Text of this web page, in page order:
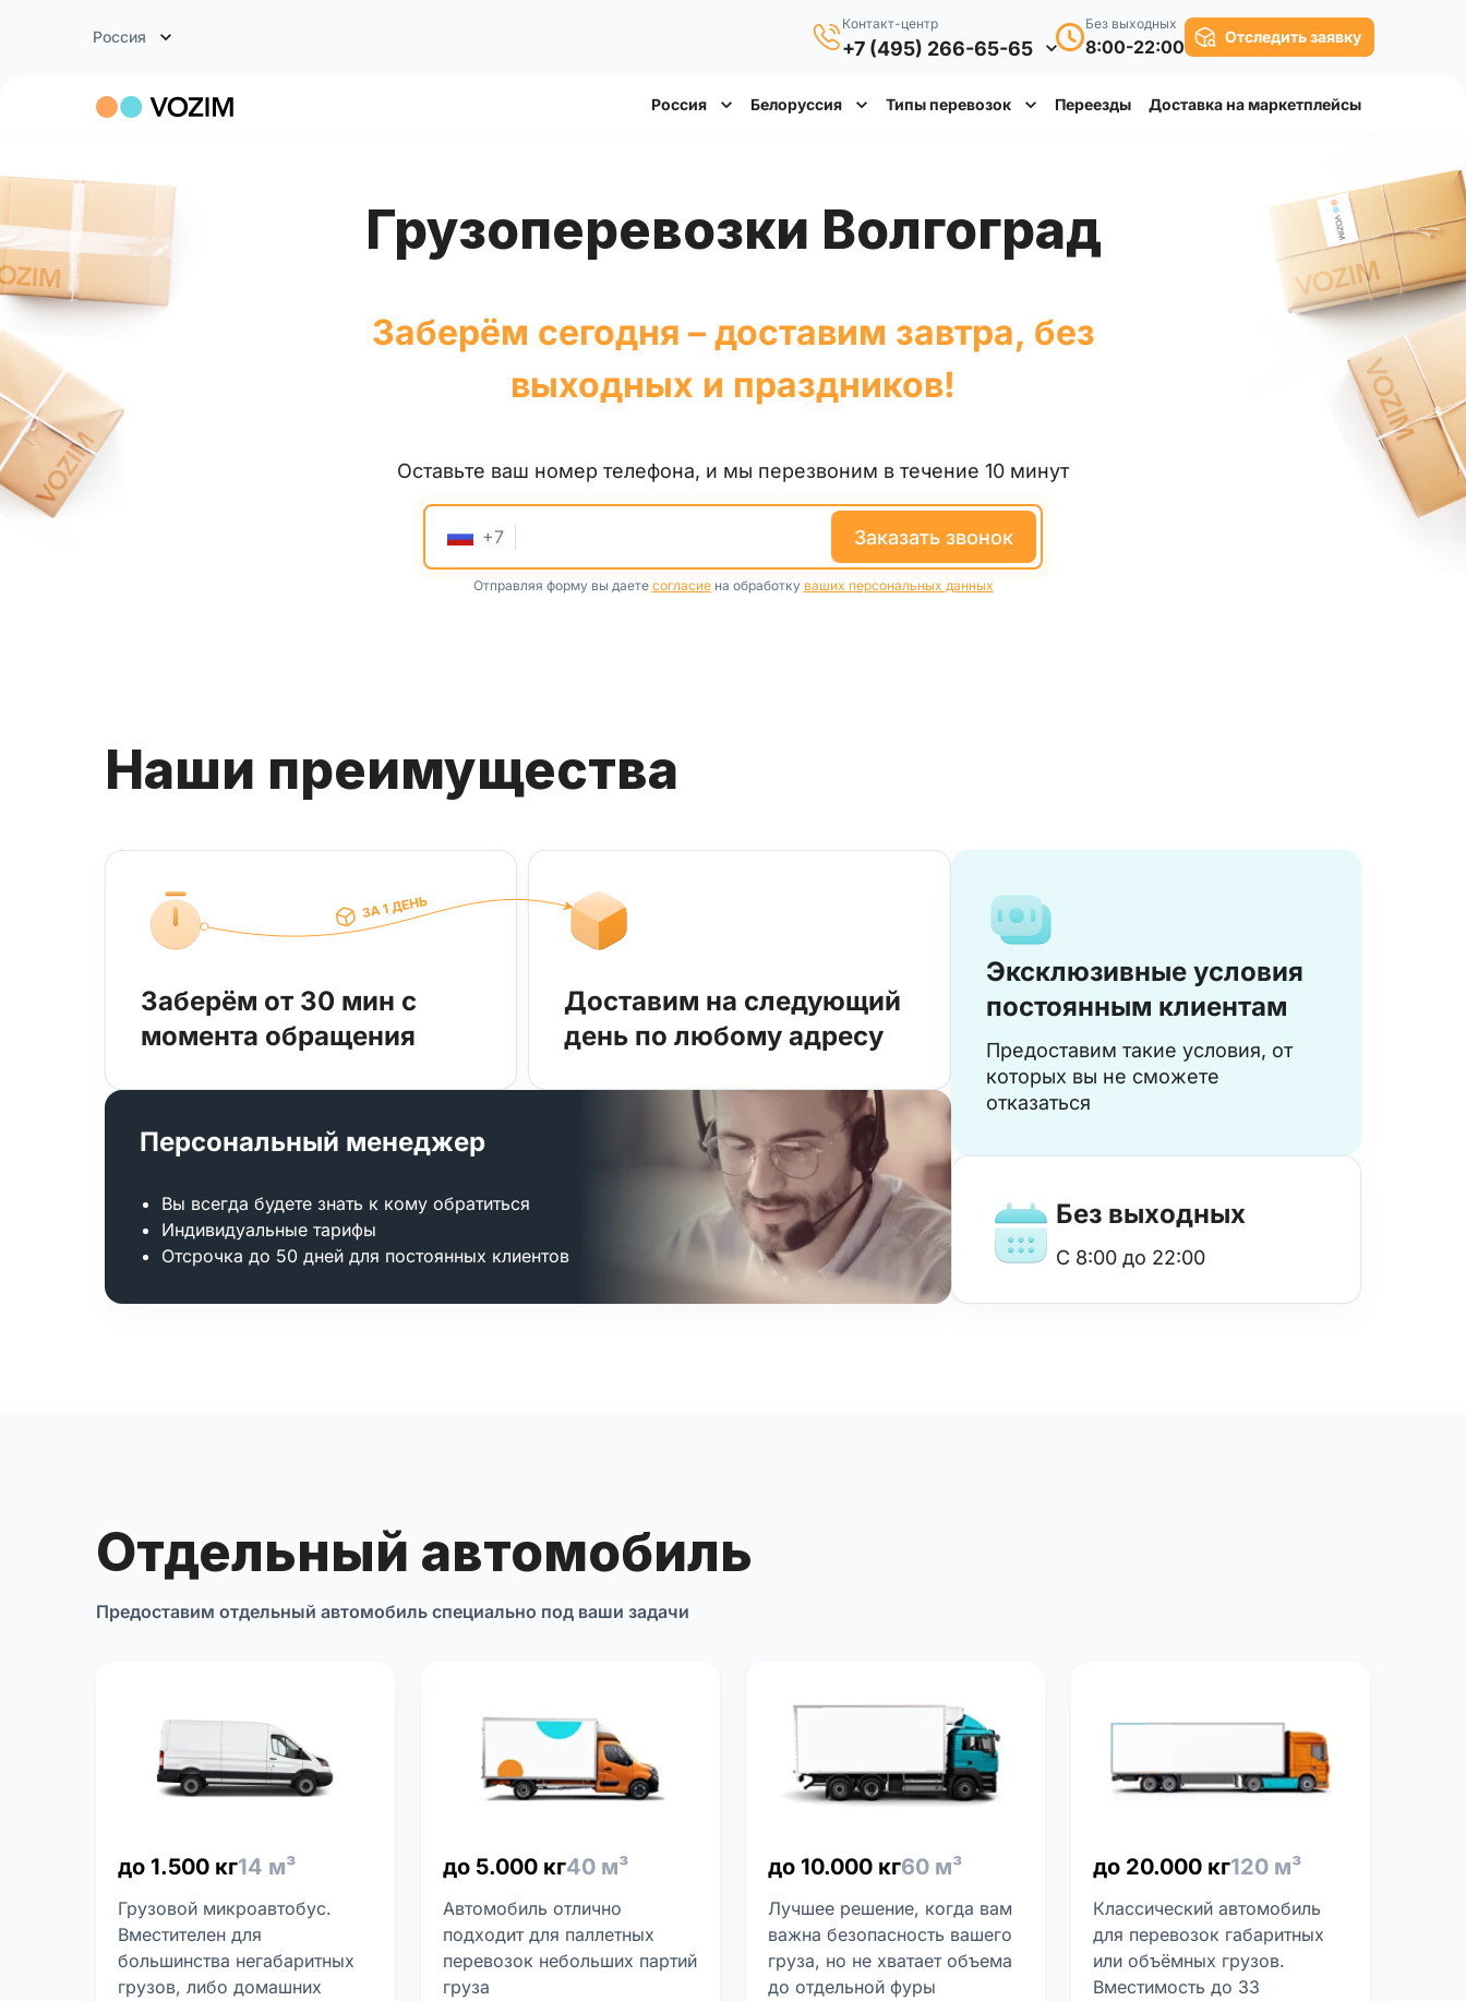
Россия
Контакт-центр
+7 (495) 266-65-65
Без выходных
8:00-22:00 Отследить заявку
Россия Белоруссия Типы перевозок Переезды Доставка на маркетплейсы
Грузоперевозки Волгоград
Заберём сегодня – доставим завтра, без
выходных и праздников!
Оставьте ваш номер телефона, и мы перезвоним в течение 10 минут
+7 заказать звонок
Отправляя форму вы даете согласиена обработку ваших персональных данных
Наши преимущества
Заберём от 30 мин с
момента обращения
Доставим на следующий
день по любому адресу
Персональный менеджер
Вы всегда будете знать к кому обратиться
Индивидуальные тарифы
Отсрочка до 50 дней для постоянных клиентов
Эксклюзивные условия
постоянным клиентам
Предоставим такие условия, от
которых вы не сможете
отказаться
Без выходных
с 8:00 до 22:00
Отдельный автомобиль
Предоставим отдельный автомобиль специально под ваши задачи
до 1.500 кг14 м³
Грузовой микроавтобус.
Вместителен для
большинства негабаритных
грузов, либо домашних
до 5.000 кг40 м³
Автомобиль отлично
подходит для паллетных
перевозок небольших партий
груза
до 10.000 кг60 м³
Лучшее решение, когда вам
важна безопасность вашего
груза, но не хватает объема
до отдельной фуры
до 20.000 кг120 м³
Классический автомобиль
для перевозок габаритных
или объёмных грузов.
Вместимость до 33